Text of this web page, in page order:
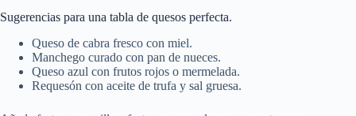
Sugerencias para una tabla de quesos perfecta.
Queso de cabra fresco con miel.
Manchego curado con pan de nueces.
Queso azul con frutos rojos o mermelada.
Requesón con aceite de trufa y sal gruesa.